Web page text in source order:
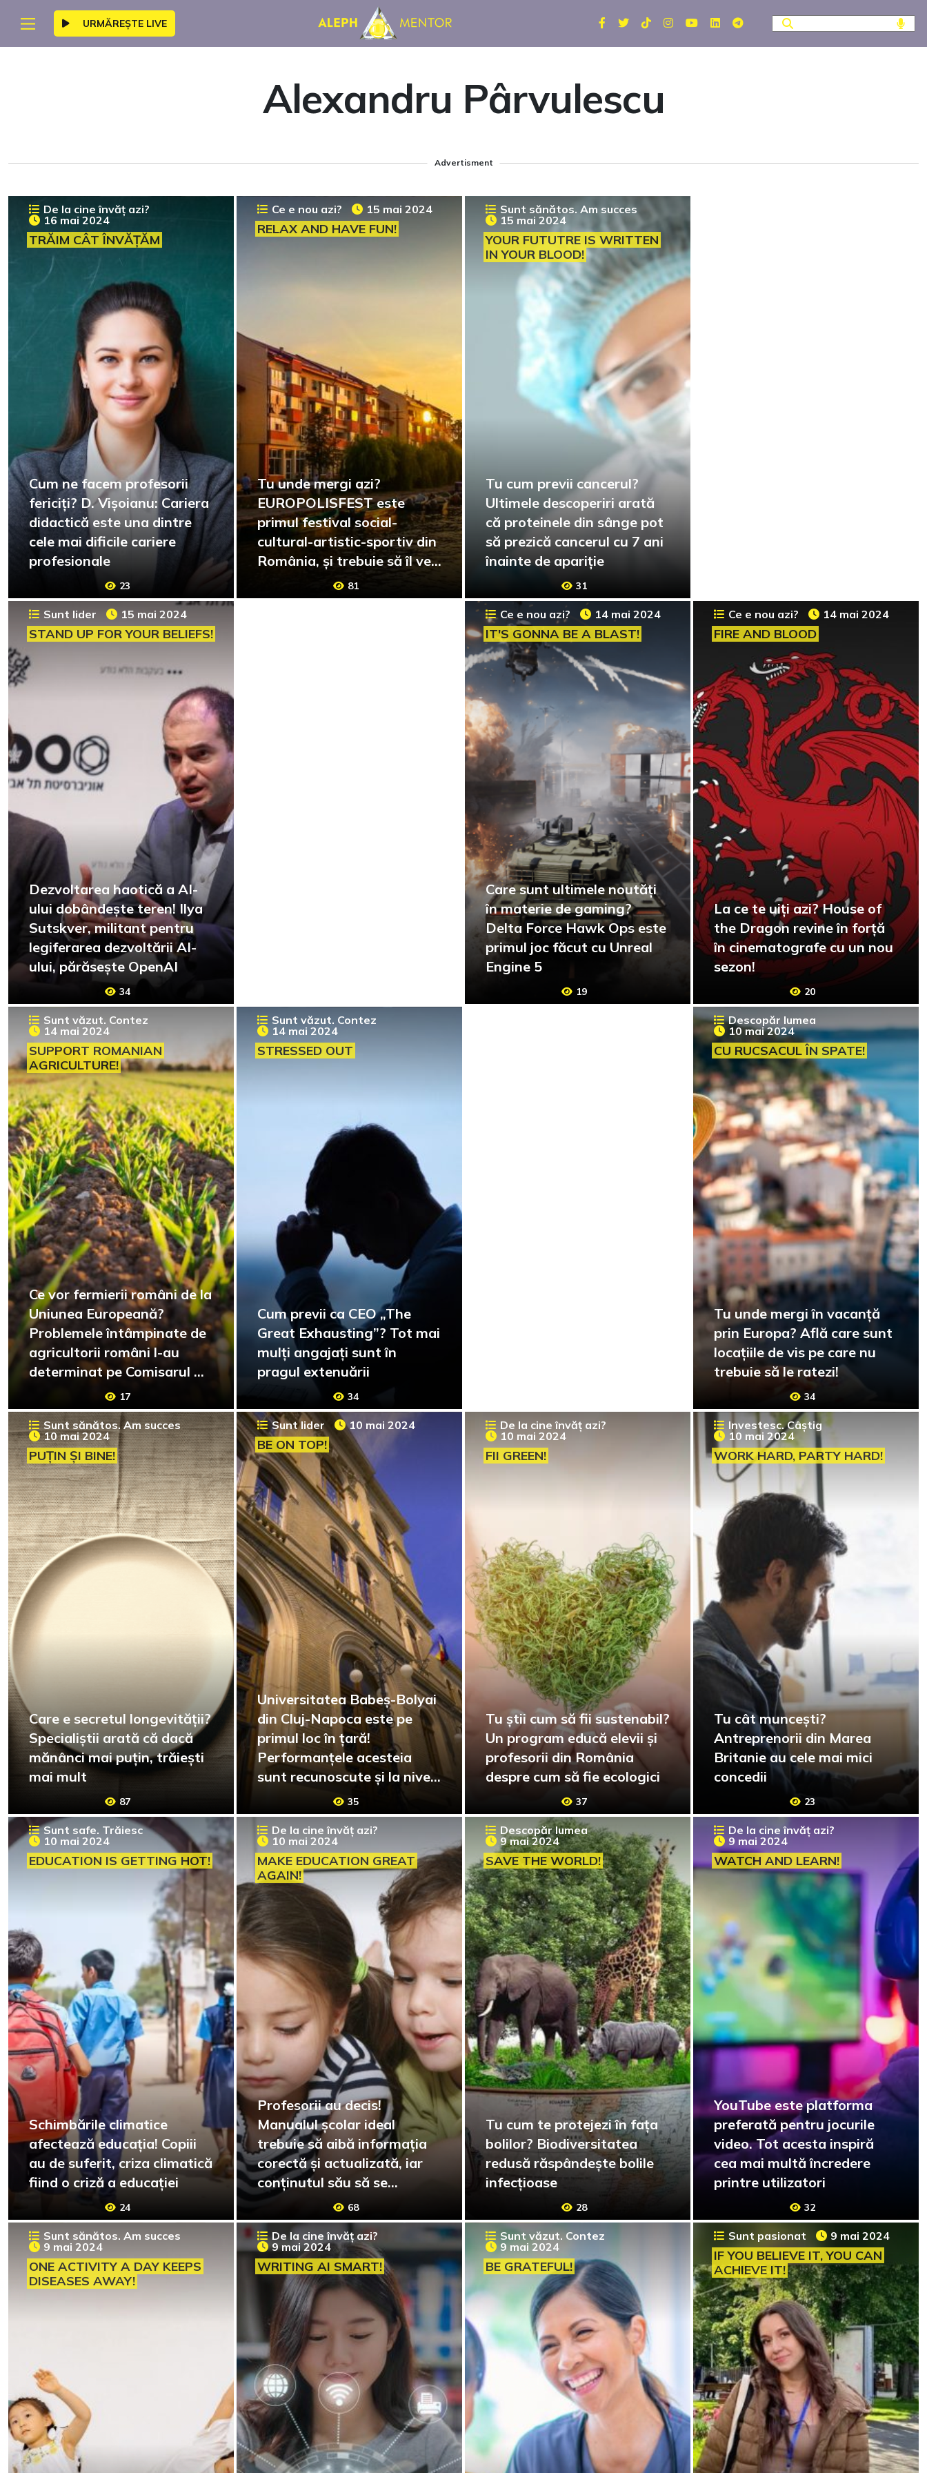
URMĂREȘTE LIVE
Alexandru Pârvulescu
Advertisment
De la cine învăț azi?
16 mai 2024
TRĂIM CÂT ÎNVĂȚĂM
Cum ne facem profesorii
fericiți? D. Vișoianu: Cariera
didactică este una dintre
cele mai dificile cariere
profesionale
23
Ce e nou azi? 15 mai 2024
RELAX AND HAVE FUN!
Tu unde mergi azi?
EUROPOLISFEST este
primul festival social-
cultural-artistic-sportiv din
România, și trebuie să îl vezi
81
Sunt sănătos. Am succes
15 mai 2024
YOUR FUTUTRE IS WRITTEN
IN YOUR BLOOD!
Tu cum previi cancerul?
Ultimele descoperiri arată
că proteinele din sânge pot
să prezică cancerul cu 7 ani
înainte de apariție
31
Sunt lider 15 mai 2024
STAND UP FOR YOUR BELIEFS!
Dezvoltarea haotică a AI-
ului dobândește teren! Ilya
Sutskver, militant pentru
legiferarea dezvoltării AI-
ului, părăsește OpenAI
34
Ce e nou azi? 14 mai 2024
IT'S GONNA BE A BLAST!
Care sunt ultimele noutăți
în materie de gaming?
Delta Force Hawk Ops este
primul joc făcut cu Unreal
Engine 5
19
Ce e nou azi? 14 mai 2024
FIRE AND BLOOD
La ce te uiți azi? House of
the Dragon revine în forță
în cinematografe cu un nou
sezon!
20
Sunt văzut. Contez
14 mai 2024
SUPPORT ROMANIAN
AGRICULTURE!
Ce vor fermierii români de la
Uniunea Europeană?
Problemele întâmpinate de
agricultorii români l-au
determinat pe Comisarul UE
să vină pe teren
17
Sunt văzut. Contez
14 mai 2024
STRESSED OUT
Cum previi ca CEO „The
Great Exhausting”? Tot mai
mulți angajați sunt în
pragul extenuării
34
Descopăr lumea
10 mai 2024
CU RUCSACUL ÎN SPATE!
Tu unde mergi în vacanță
prin Europa? Află care sunt
locațiile de vis pe care nu
trebuie să le ratezi!
34
Sunt sănătos. Am succes
10 mai 2024
PUȚIN ȘI BINE!
Care e secretul longevității?
Specialiștii arată că dacă
mănânci mai puțin, trăiești
mai mult
87
Sunt lider 10 mai 2024
BE ON TOP!
Universitatea Babeș-Bolyai
din Cluj-Napoca este pe
primul loc în țară!
Performanțele acesteia
sunt recunoscute și la nivel
internațional 35
De la cine învăț azi?
10 mai 2024
FII GREEN!
Tu știi cum să fii sustenabil?
Un program educă elevii și
profesorii din România
despre cum să fie ecologici
37
Investesc. Câștig
10 mai 2024
WORK HARD, PARTY HARD!
Tu cât muncești?
Antreprenorii din Marea
Britanie au cele mai mici
concedii
23
Sunt safe. Trăiesc
10 mai 2024
EDUCATION IS GETTING HOT!
Schimbările climatice
afectează educația! Copiii
au de suferit, criza climatică
fiind o criză a educației
24
De la cine învăț azi?
10 mai 2024
MAKE EDUCATION GREAT
AGAIN!
Profesorii au decis!
Manualul școlar ideal
trebuie să aibă informația
corectă și actualizată, iar
conținutul său să se
raporteze la vârsta elevilor
68
Descopăr lumea
9 mai 2024
SAVE THE WORLD!
Tu cum te protejezi în fața
bolilor? Biodiversitatea
redusă răspândește bolile
infecțioase
28
De la cine învăț azi?
9 mai 2024
WATCH AND LEARN!
YouTube este platforma
preferată pentru jocurile
video. Tot acesta inspiră
cea mai multă încredere
printre utilizatori
32
Sunt sănătos. Am succes
9 mai 2024
ONE ACTIVITY A DAY KEEPS
DISEASES AWAY!
De la cine învăț azi?
9 mai 2024
WRITING AI SMART!
Sunt văzut. Contez
9 mai 2024
BE GRATEFUL!
Sunt pasionat 9 mai 2024
IF YOU BELIEVE IT, YOU CAN
ACHIEVE IT!